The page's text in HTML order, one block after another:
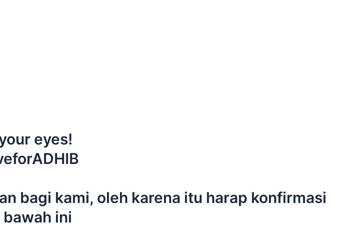
eyes!
bagi kami, oleh karena itu harap konfirmasi
ini